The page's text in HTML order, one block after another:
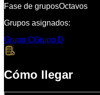
Fase de gruposOctavos
Grupos asignados:
Grupo CGrupo D
Cómo llegar